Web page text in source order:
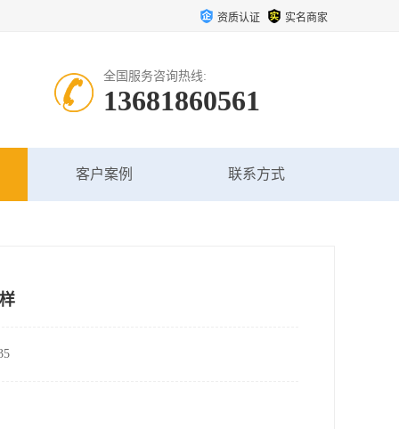
资质认证 实名商家
全国服务咨询热线:
13681860561
客户案例 联系方式